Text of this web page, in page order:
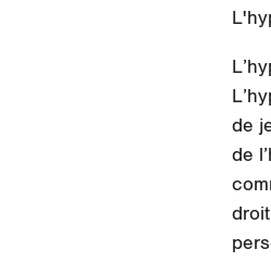
de
de